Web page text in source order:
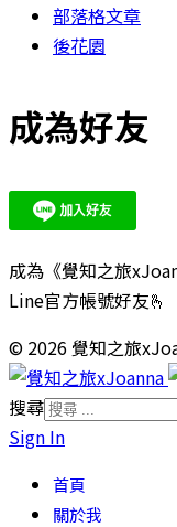
部落格文章
後花園
成為好友
成為《覺知之旅
Line官方帳號好友🫰
© 2026 覺知之旅
搜尋
Sign In
首頁
關於我